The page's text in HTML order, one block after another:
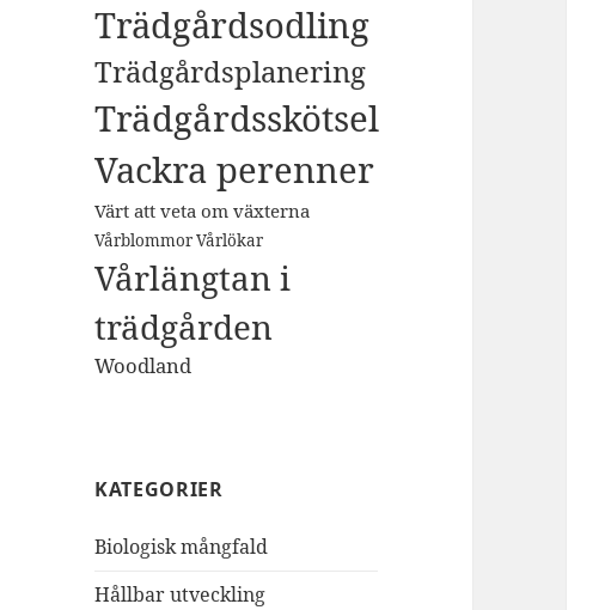
Trädgårdsodling
Trädgårdsplanering
Trädgårdsskötsel
Vackra perenner
Värt att veta om växterna
Vårblommor Vårlökar
Vårlängtan i
trädgården
Woodland
KATEGORIER
Biologisk mångfald
Hållbar utveckling